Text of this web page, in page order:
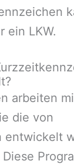
ein LKW.
arbeiten
die von
entwickelt